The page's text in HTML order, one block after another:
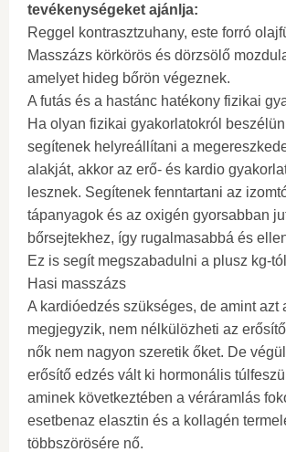
tevékenységeket ajánlja:
Reggel kontrasztzuhany, este forró
Masszázs körkörös és dörzsölő
amelyet hideg bőrön végeznek.
A futás és a hastánc hatékony fizikai
Ha olyan fizikai gyakorlatokról
segítenek helyreállítani a
alakját, akkor az erő- és kardio
lesznek. Segítenek fenntartani az
tápanyagok és az oxigén gyorsabban
bőrsejtekhez, így rugalmasabbá és
Ez is segít megszabadulni a plusz kg-tól
Hasi masszázs
A kardióedzés szükséges, de amint azt
megjegyzik, nem nélkülözheti az
nők nem nagyon szeretik őket. De
erősítő edzés vált ki hormonális
aminek következtében a véráramlás
esetbenaz elasztin és a kollagén
többszörösére nő.